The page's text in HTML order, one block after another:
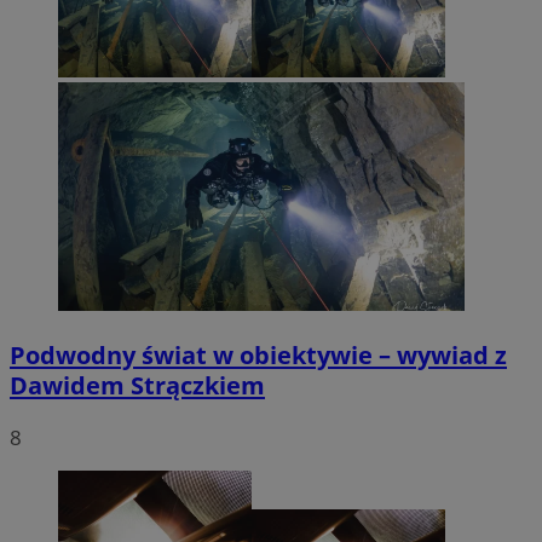
Podwodny świat w obiektywie – wywiad z
Dawidem Strączkiem
8